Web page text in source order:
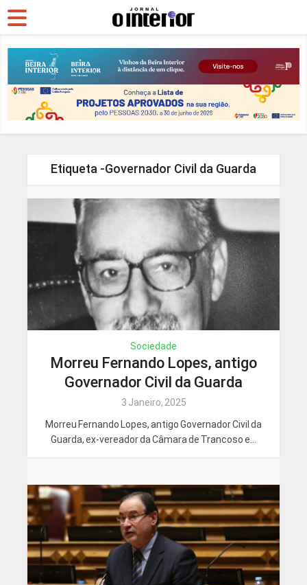
Etiqueta -Governador Civil da Guarda
Sociedade
Morreu Fernando Lopes, antigo
Governador Civil da Guarda
3 Janeiro, 2025
Morreu Fernando Lopes, antigo Governador Civil da
Guarda, ex-vereador da Câmara de Trancoso e...